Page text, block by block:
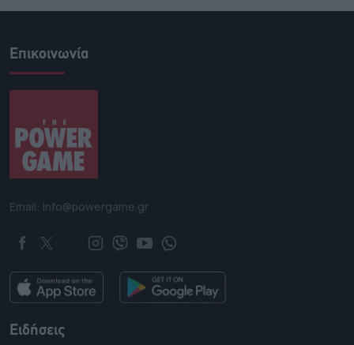
Επικοινωνία
Email: info@powergame.gr
Ειδήσεις